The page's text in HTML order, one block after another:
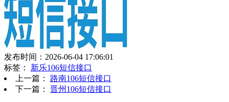
发布时间：2026-06-04 17:06:01
标签： 新乐106短信接口
上一篇： 路南106短信接口
下一篇： 晋州106短信接口